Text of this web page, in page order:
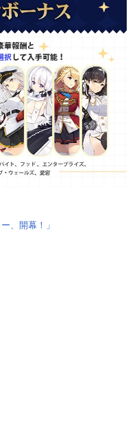
、開幕！」